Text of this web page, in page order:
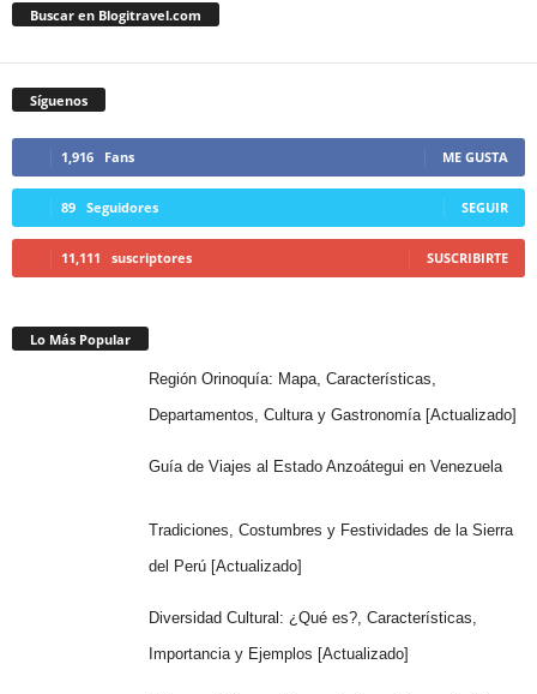
Buscar en Blogitravel.com
Síguenos
1,916 Fans ME GUSTA
89 Seguidores SEGUIR
11,111 suscriptores SUSCRIBIRTE
Lo Más Popular
Región Orinoquía: Mapa, Características,
Departamentos, Cultura y Gastronomía [Actualizado]
Guía de Viajes al Estado Anzoátegui en Venezuela
Tradiciones, Costumbres y Festividades de la Sierra
del Perú [Actualizado]
Diversidad Cultural: ¿Qué es?, Características,
Importancia y Ejemplos [Actualizado]